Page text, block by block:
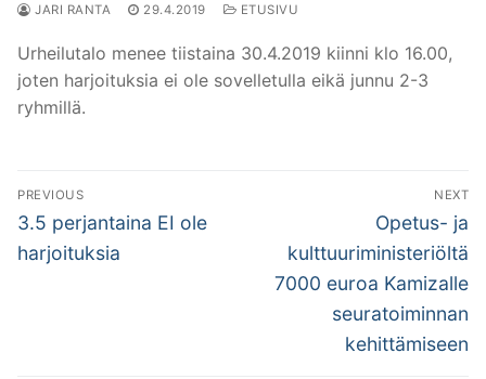
JARI RANTA 29.4.2019 ETUSIVU
Urheilutalo menee tiistaina 30.4.2019 kiinni klo 16.00,
joten harjoituksia ei ole sovelletulla eikä junnu 2-3
ryhmillä.
Artikkelien
selaus
PREVIOUS
Previous
post:
3.5 perjantaina EI ole
harjoituksia
NEXT
Next
post:
Opetus- ja
kulttuuriministeriöltä
7000 euroa Kamizalle
seuratoiminnan
kehittämiseen